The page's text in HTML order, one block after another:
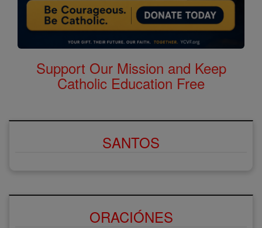
Support Our Mission and Keep
Catholic Education Free
SANTOS
ORACIÓNES